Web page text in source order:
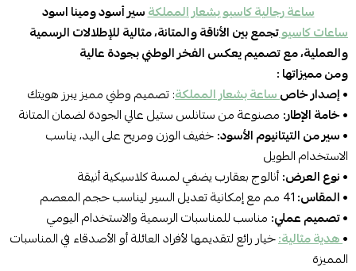
ساعة رجالية كاسيو بشعار المملكةسير أسود ومينا اسود
ساعات كاسيوتجمع بين الأناقة والمتانة، مثالية للإطلالات الرسمية
والعملية، مع تصميم يعكس الفخر الوطني بجودة عالية
ومن مميزاتها :
• إصدار خاصساعة بشعار المملكة: تصميم وطني مميز يبرز هويتك
• خامة الإطار: مصنوعة من ستانلس ستيل عالي الجودة لضمان المتانة
• سير من التيتانيوم الأسود:خفيف الوزن ومريح على اليد، يناسب
الاستخدام الطويل
• نوع العرض:أنالوج بعقارب يضفي لمسة كلاسيكية أنيقة
• المقاس:41 مم مع إمكانية تعديل السير ليناسب حجم المعصم
• تصميم عملي: مناسب للمناسبات الرسمية والاستخدام اليومي
•هدية مثالية:خيار رائع لتقديمها لأفراد العائلة أو الأصدقاء في المناسبات
المميزة